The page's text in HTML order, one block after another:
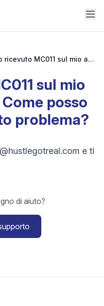
Ho ricevuto MC011 sul mio account eBay. Come posso risolvere questo problema?
sul mio
posso
problema?
e ti
di aiuto?